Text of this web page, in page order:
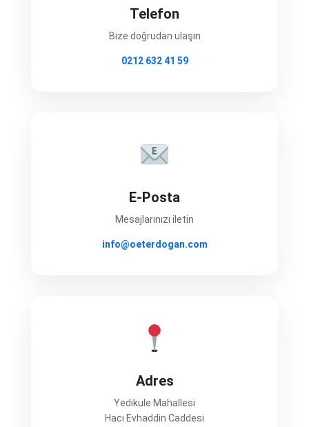
Telefon
Bize doğrudan ulaşın
0212 632 41 59
E-Posta
Mesajlarınızı iletin
info@oeterdogan.com
Adres
Yedikule Mahallesi
Hacı Evhaddin Caddesi